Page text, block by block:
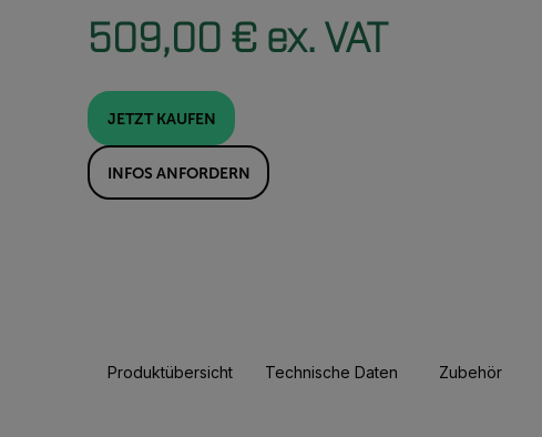
509,00 € ex. VAT
JETZT KAUFEN
INFOS ANFORDERN
Produktübersicht Technische Daten Zubehör